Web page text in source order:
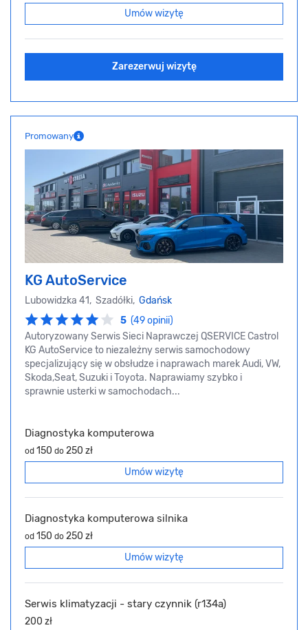
Umów wizytę
Zarezerwuj wizytę
Promowany
KG AutoService
Lubowidzka 41, Szadółki, Gdańsk
5 (49 opinii)
Autoryzowany Serwis Sieci Naprawczej QSERVICE Castrol
KG AutoService to niezależny serwis samochodowy
specjalizujący się w obsłudze i naprawach marek Audi, VW,
Skoda,Seat, Suzuki i Toyota. Naprawiamy szybko i
sprawnie usterki w samochodach...
Diagnostyka komputerowa
od 150 do 250 zł
Umów wizytę
Diagnostyka komputerowa silnika
od 150 do 250 zł
Umów wizytę
Serwis klimatyzacji - stary czynnik (r134a)
200 zł